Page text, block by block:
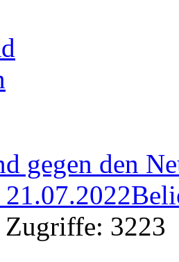
gegen den
Zugriffe: 3223